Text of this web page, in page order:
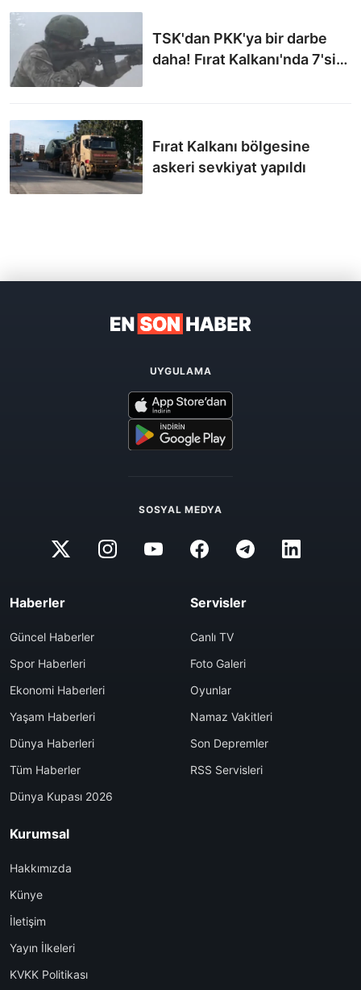
TSK'dan PKK'ya bir darbe
daha! Fırat Kalkanı'nda 7'si
Fırat Kalkanı bölgesine
askeri sevkiyat yapıldı
UYGULAMA
SOSYAL MEDYA
Haberler
Güncel Haberler
Spor Haberleri
Ekonomi Haberleri
Yaşam Haberleri
Dünya Haberleri
Tüm Haberler
Dünya Kupası 2026
Servisler
Canlı TV
Foto Galeri
Oyunlar
Namaz Vakitleri
Son Depremler
RSS Servisleri
Kurumsal
Hakkımızda
Künye
İletişim
Yayın İlkeleri
KVKK Politikası